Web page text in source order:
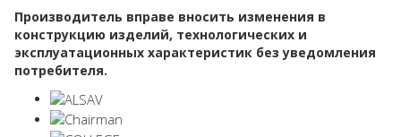
Производитель вправе вносить изменения в
конструкцию изделий, технологических и
эксплуатационных характеристик без уведомления
потребителя.